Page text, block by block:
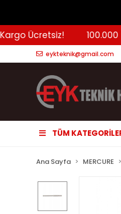
Ücretsiz! 100.000
eykteknik@gmail.com
TÜM
Ana Sayfa MERCURE